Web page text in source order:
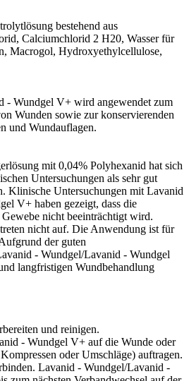
bestehend aus
Calciumchlorid 2 H20, Wasser für
Macrogol, Hydroxyethylcellulose,
- Wundgel V+ wird angewendet zum
Wunden sowie zur konservierenden
und Wundauflagen.
mit 0,04% Polyhexanid hat sich
Untersuchungen als sehr gut
Klinische Untersuchungen mit Lavanid
V+ haben gezeigt, dass die
nicht beeinträchtigt wird.
nicht auf. Die Anwendung ist für
der guten
- Wundgel/Lavanid - Wundgel
langfristigen Wundbehandlung
und reinigen.
- Wundgel V+ auf die Wunde oder
oder Umschläge) auftragen.
Lavanid - Wundgel/Lavanid -